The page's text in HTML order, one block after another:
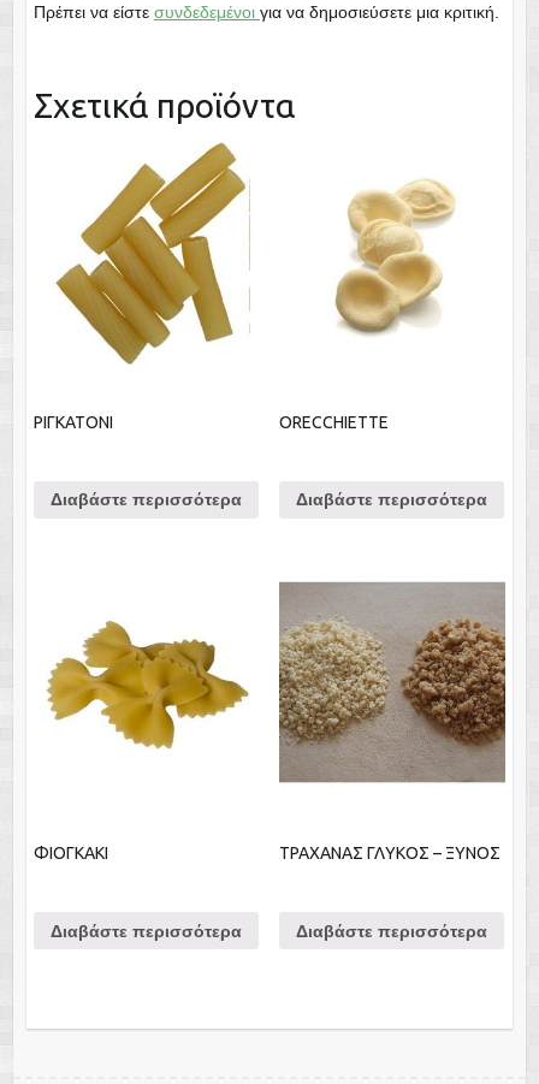
Πρέπει να είστε συνδεδεμένοι για να δημοσιεύσετε μια κριτική.
Σχετικά προϊόντα
ΡΙΓΚΑΤΟΝΙ
Διαβάστε περισσότερα
ORECCHIETTE
Διαβάστε περισσότερα
ΦΙΟΓΚΑΚΙ
Διαβάστε περισσότερα
ΤΡΑΧΑΝΑΣ ΓΛΥΚΟΣ – ΞΥΝΟΣ
Διαβάστε περισσότερα